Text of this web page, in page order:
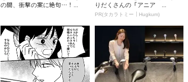
の間、衝撃の案に絶句…！...
りだくさんの「アニア ...
PR(タカラトミー｜Hugkum)